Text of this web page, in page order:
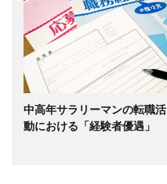
中高年サラリーマンの転職活
動における「経験者優遇」